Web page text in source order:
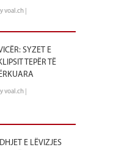
voal.ch |
SYZET E
TEPËR TË
voal.ch |
E LËVIZJES